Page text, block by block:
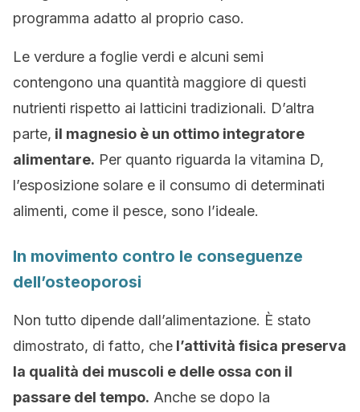
programma adatto al proprio caso.
Le verdure a foglie verdi e alcuni semi
contengono una quantità maggiore di questi
nutrienti rispetto ai latticini tradizionali. D’altra
parte, il magnesio è un ottimo integratore
alimentare. Per quanto riguarda la vitamina D,
l’esposizione solare e il consumo di determinati
alimenti, come il pesce, sono l’ideale.
In movimento contro le conseguenze
dell’osteoporosi
Non tutto dipende dall’alimentazione. È stato
dimostrato, di fatto, che l’attività fisica preserva
la qualità dei muscoli e delle ossa con il
passare del tempo. Anche se dopo la